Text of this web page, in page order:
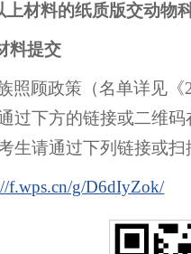
材料的纸质版交动物
料提交
照顾政策（名单详见
过下方的链接或二维
生请通过下列链接或扫
f.wps.cn/g/D6dIyZok/